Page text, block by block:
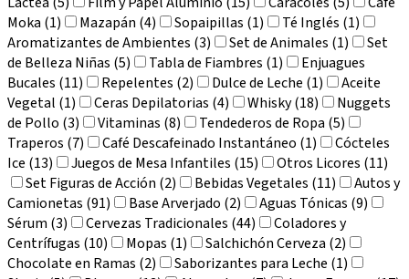
Moka (1)
Mazapán (4) Sopaipillas (1)
Té Inglés (1)
Aromatizantes de Ambientes (3)
Set de Animales (1)
Set
de Belleza Niñas (5)
Tabla de Fiambres (1)
Enjuagues
Bucales (11)
Repelentes (2) Dulce de Leche (1)
Aceite
Vegetal (1)
Ceras Depilatorias (4) Whisky (18)
Nuggets
de Pollo (3)
Vitaminas (8)
Tendederos de Ropa (5)
Traperos (7)
Café Descafeinado Instantáneo (1)
Cócteles
Ice (13)
Juegos de Mesa Infantiles (15)
Otros Licores (11)
Set Figuras de Acción (2)
Bebidas Vegetales (11)
Autos y
Camionetas (91)
Base Arverjado (2)
Aguas Tónicas (9)
Sérum (3)
Cervezas Tradicionales (44)
Coladores y
Centrífugas (10)
Mopas (1)
Salchichón Cerveza (2)
Chocolate en Ramas (2)
Saborizantes para Leche (1)